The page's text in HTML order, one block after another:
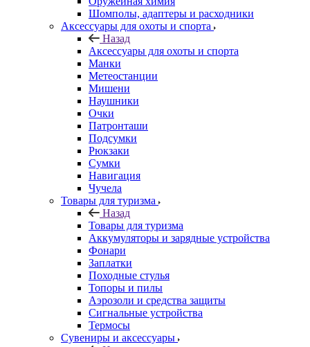
Шомполы, адаптеры и расходники
Аксессуары для охоты и спорта
Назад
Аксессуары для охоты и спорта
Манки
Метеостанции
Мишени
Наушники
Очки
Патронташи
Подсумки
Рюкзаки
Сумки
Навигация
Чучела
Товары для туризма
Назад
Товары для туризма
Аккумуляторы и зарядные устройства
Фонари
Заплатки
Походные стулья
Топоры и пилы
Аэрозоли и средства защиты
Сигнальные устройства
Термосы
Сувениры и аксессуары